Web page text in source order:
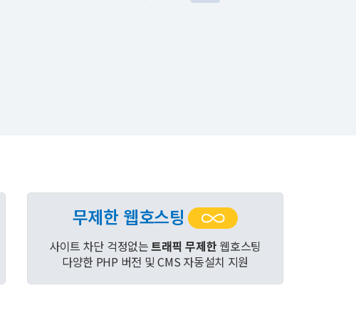
무제한 웹호스팅
사이트 차단 걱정없는트래픽 무제한 웹호스팅
다양한 PHP 버전 및 CMS 자동설치 지원